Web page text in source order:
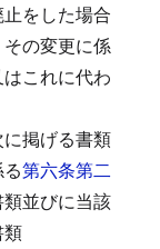
をした場合
その変更に係
これに代わ
に掲げる書類
第六条第二
並びに当該
類